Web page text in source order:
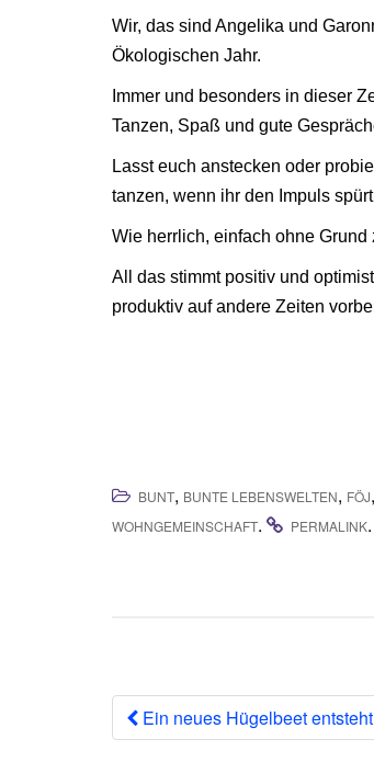
Wir, das sind Angelika und
Ökologischen Jahr.
Immer und besonders in dieser
Tanzen, Spaß und gute
Lasst euch anstecken oder
tanzen, wenn ihr den Impuls
Wie herrlich, einfach ohne Grund
All das stimmt positiv und
produktiv auf andere Zeiten
BUNT, BUNTE LEBENSWELTEN, FÖJ,
WOHNGEMEINSCHAFT. PERMALINK.
Beitrags-
Ein neues Hügelbeet entsteht